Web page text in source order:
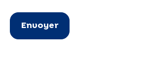
Envoyer